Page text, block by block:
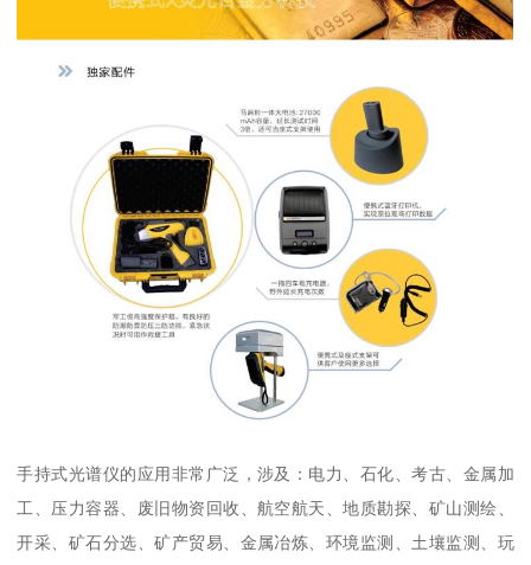
手持式光谱仪的应用非常广泛，涉及：电力、石化、考古、金属加
工、压力容器、废旧物资回收、航空航天、地质勘探、矿山测绘、
开采、矿石分选、矿产贸易、金属冶炼、环境监测、土壤监测、玩